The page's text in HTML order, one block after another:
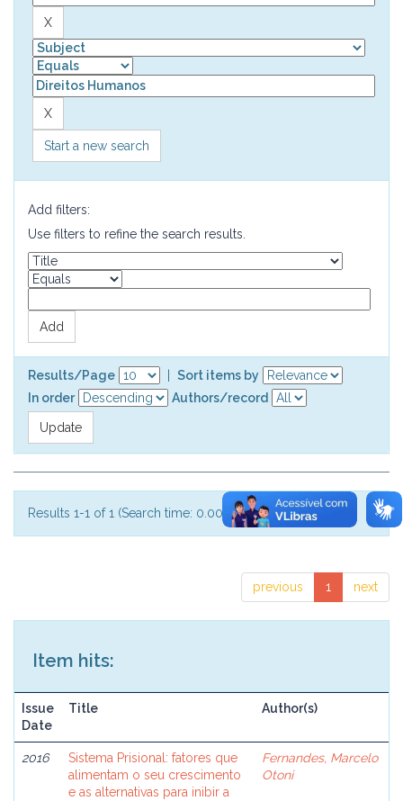
Start a new search
Add filters:
Use filters to refine the search results.
Results/Page
Sort items by
In order
Authors/record
Results 1-1 of 1 (Search time: 0.003 seconds).
previous 1 next
Item hits:
Issue
Date
Title Author(s)
2016
Sistema Prisional: fatores que
alimentam o seu crescimento
e as alternativas para inibir a
Fernandes, Marcelo
Otoni